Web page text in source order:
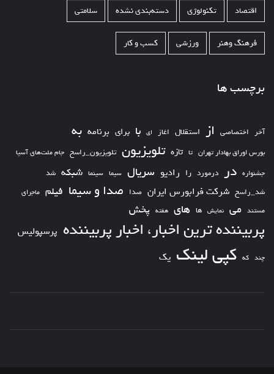
اقتصاد تکنولوژی دسته‌بندی نشده سلامتی
فرهنگ وهنر ورزشی کسب و کار
برچسب ها
آخر اختصاصی از استقلال اغاز ای با برای برنامه به
بورس اوراق بهادار تهران تا تازه تلویزیون تلویزیون_راسخ جام ملت‌های آسیا
جشنواره در درمورد را رادیو سریال سیما سینما شبکه شد
شد_راسخ شرکت فرابورس ایران صدا صدا و سیما فیلم ماجرای
مستند می نمایش ها های هفته پخش
پربیننده ترین اخبار، اخبار پربیننده پرسپولیس
چند که کپی لینک یک